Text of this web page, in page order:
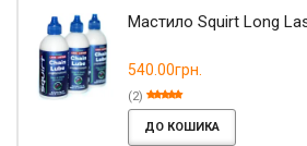
Мастило Squirt Long
540.00грн.
(2)
ДО КОШИКА